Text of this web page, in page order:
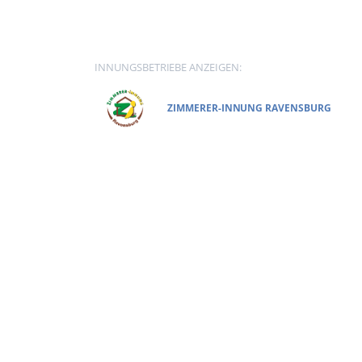
INNUNGSBETRIEBE ANZEIGEN:
ZIMMERER-INNUNG RAVENSBURG